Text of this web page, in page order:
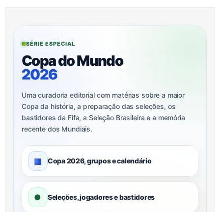
SÉRIE ESPECIAL
Copa do Mundo
2026
Uma curadoria editorial com matérias sobre a maior
Copa da história, a preparação das seleções, os
bastidores da Fifa, a Seleção Brasileira e a memória
recente dos Mundiais.
▦ Copa 2026, grupos e calendário
● Seleções, jogadores e bastidores